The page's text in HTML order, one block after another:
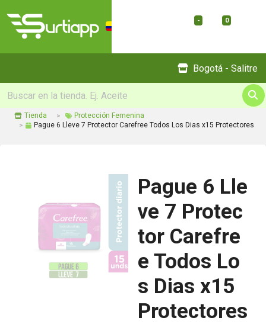
- 0
Bogotá - Salitre
Tienda
Protección Femenina
Pague 6 Lleve 7 Protector Carefree Todos Los Dias x15 Protectores
Pague 6 Lle
ve 7 Protec
tor Carefre
e Todos Lo
s Dias x15
Protectores